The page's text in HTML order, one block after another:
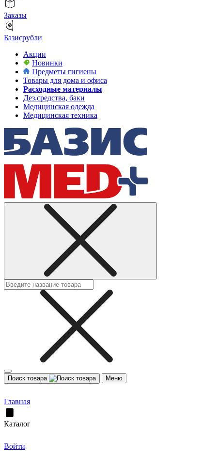
Заказы
Базисрубли
Акции
Новинки
Предметы гигиены
Товары для дома и офиса
Расходные материалы
Дез.средства, баки
Медицинская одежда
Медицинская техника
Поиск товара Меню
Главная
Каталог
Войти